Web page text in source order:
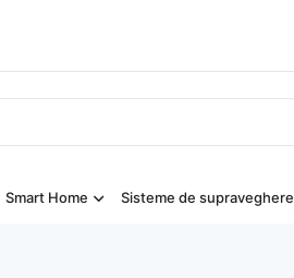
Smart Home Sisteme de supraveghere